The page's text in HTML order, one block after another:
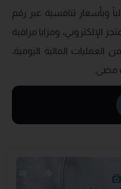
وبأسعار تنافسية عبر رقم
الإلكتروني، ومزايا مراقبة
العمليات المالية اليومية،
مضى.